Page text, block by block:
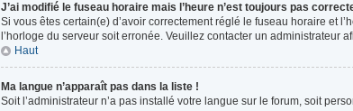
J’ai modifié le fuseau horaire mais l’heure n’est toujours pas
Si vous êtes certain(e) d’avoir correctement réglé le fuseau horaire et
l’horloge du serveur soit erronée. Veuillez contacter un administrateur
Haut
Ma langue n’apparaît pas dans la liste !
Soit l’administrateur n’a pas installé votre langue sur le forum, soit